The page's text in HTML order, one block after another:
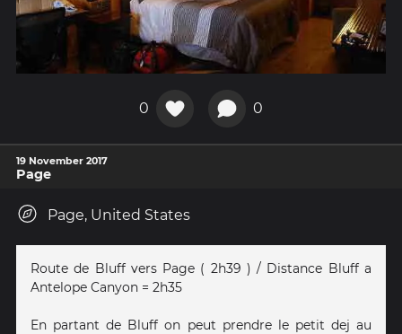
0 0
19 November 2017
Page
Page, United States
Route de Bluff vers Page ( 2h39 ) / Distance Bluff a
Antelope Canyon = 2h35
En partant de Bluff on peut prendre le petit dej au